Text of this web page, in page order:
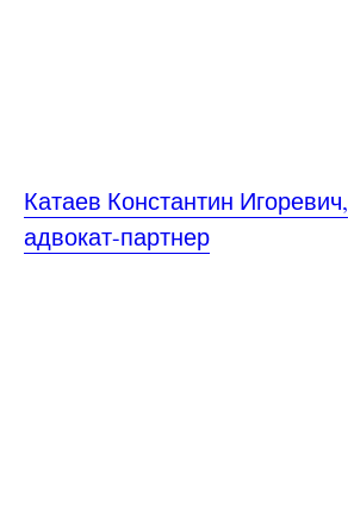
Катаев Константин Игоревич,
адвокат-партнер